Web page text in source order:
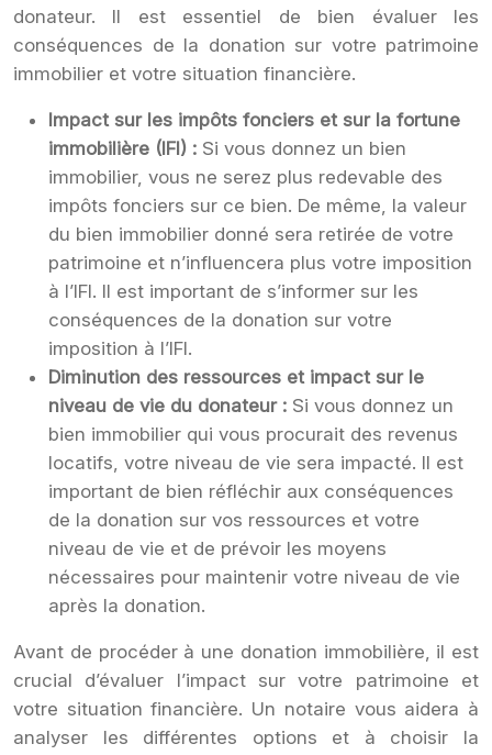
donateur. Il est essentiel de bien évaluer les
conséquences de la donation sur votre patrimoine
immobilier et votre situation financière.
Impact sur les impôts fonciers et sur la fortune
immobilière (IFI) : Si vous donnez un bien
immobilier, vous ne serez plus redevable des
impôts fonciers sur ce bien. De même, la valeur
du bien immobilier donné sera retirée de votre
patrimoine et n’influencera plus votre imposition
à l’IFI. Il est important de s’informer sur les
conséquences de la donation sur votre
imposition à l’IFI.
Diminution des ressources et impact sur le
niveau de vie du donateur : Si vous donnez un
bien immobilier qui vous procurait des revenus
locatifs, votre niveau de vie sera impacté. Il est
important de bien réfléchir aux conséquences
de la donation sur vos ressources et votre
niveau de vie et de prévoir les moyens
nécessaires pour maintenir votre niveau de vie
après la donation.
Avant de procéder à une donation immobilière, il est
crucial d’évaluer l’impact sur votre patrimoine et
votre situation financière. Un notaire vous aidera à
analyser les différentes options et à choisir la